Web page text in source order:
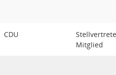
CDU
Mitglied